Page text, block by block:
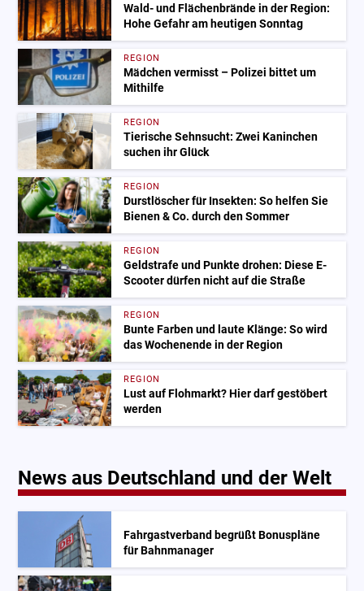
Wald- und Flächenbrände in der Region:
Hohe Gefahr am heutigen Sonntag
REGION
Mädchen vermisst – Polizei bittet um
Mithilfe
REGION
Tierische Sehnsucht: Zwei Kaninchen
suchen ihr Glück
REGION
Durstlöscher für Insekten: So helfen Sie
Bienen & Co. durch den Sommer
REGION
Geldstrafe und Punkte drohen: Diese E-
Scooter dürfen nicht auf die Straße
REGION
Bunte Farben und laute Klänge: So wird
das Wochenende in der Region
REGION
Lust auf Flohmarkt? Hier darf gestöbert
werden
News aus Deutschland und der Welt
Fahrgastverband begrüßt Bonuspläne
für Bahnmanager